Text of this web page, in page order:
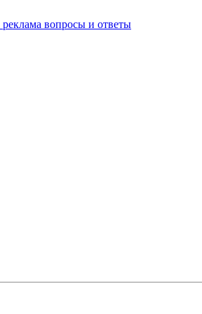
реклама вопросы и ответы